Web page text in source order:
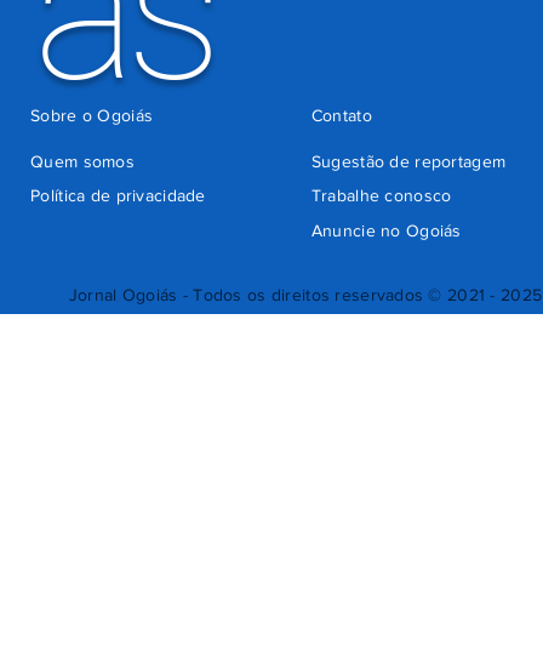
Jornal Ogoiás - Todos os direitos reservados © 2021 - 2025
Quem somos
Sugestão de reportagem
Trabalhe conosco
Política de privacidade
Anuncie no Ogoiás
Contato
Sobre o Ogoiás